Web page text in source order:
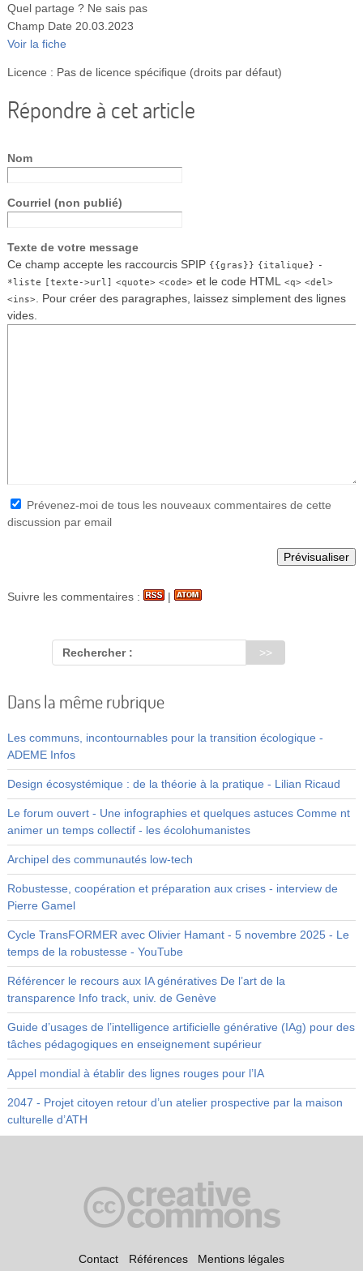
Quel partage ? Ne sais pas
Champ Date 20.03.2023
Voir la fiche
Licence : Pas de licence spécifique (droits par défaut)
Répondre à cet article
Nom
Courriel (non publié)
Texte de votre message
Ce champ accepte les raccourcis SPIP {{gras}} {italique} -
*liste [texte->url] <quote> <code>et le code HTML <q> <del>
<ins>. Pour créer des paragraphes, laissez simplement des lignes
vides.
Prévenez-moi de tous les nouveaux commentaires de cette
discussion par email
Suivre les commentaires : |
Rechercher :
Dans la même rubrique
Les communs, incontournables pour la transition écologique -
ADEME Infos
Design écosystémique : de la théorie à la pratique - Lilian Ricaud
Le forum ouvert - Une infographies et quelques astuces Comme nt
animer un temps collectif - les écolohumanistes
Archipel des communautés low-tech
Robustesse, coopération et préparation aux crises - interview de
Pierre Gamel
Cycle TransFORMER avec Olivier Hamant - 5 novembre 2025 - Le
temps de la robustesse - YouTube
Référencer le recours aux IA génératives De l’art de la
transparence Info track, univ. de Genève
Guide d’usages de l’intelligence artificielle générative (IAg) pour des
tâches pédagogiques en enseignement supérieur
Appel mondial à établir des lignes rouges pour l’IA
2047 - Projet citoyen retour d’un atelier prospective par la maison
culturelle d’ATH
Contact Références Mentions légales